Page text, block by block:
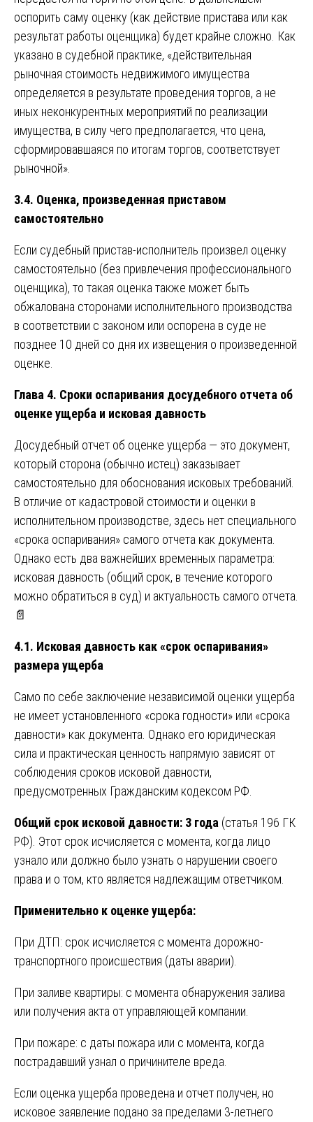
оспорить саму оценку (как действие пристава или как
результат работы оценщика) будет крайне сложно. Как
указано в судебной практике, «действительная
рыночная стоимость недвижимого имущества
определяется в результате проведения торгов, а не
иных неконкурентных мероприятий по реализации
имущества, в силу чего предполагается, что цена,
сформировавшаяся по итогам торгов, соответствует
рыночной».
3.4. Оценка, произведенная приставом
самостоятельно
Если судебный пристав-исполнитель произвел оценку
самостоятельно (без привлечения профессионального
оценщика), то такая оценка также может быть
обжалована сторонами исполнительного производства
в соответствии с законом или оспорена в суде не
позднее 10 дней со дня их извещения о произведенной
оценке.
Глава 4. Сроки оспаривания досудебного отчета об
оценке ущерба и исковая давность
Досудебный отчет об оценке ущерба — это документ,
который сторона (обычно истец) заказывает
самостоятельно для обоснования исковых требований.
В отличие от кадастровой стоимости и оценки в
исполнительном производстве, здесь нет специального
«срока оспаривания» самого отчета как документа.
Однако есть два важнейших временных параметра:
исковая давность (общий срок, в течение которого
можно обратиться в суд) и актуальность самого отчета.
📄
4.1. Исковая давность как «срок оспаривания»
размера ущерба
Само по себе заключение независимой оценки ущерба
не имеет установленного «срока годности» или «срока
давности» как документа. Однако его юридическая
сила и практическая ценность напрямую зависят от
соблюдения сроков исковой давности,
предусмотренных Гражданским кодексом РФ.
Общий срок исковой давности: 3 года (статья 196 ГК
РФ). Этот срок исчисляется с момента, когда лицо
узнало или должно было узнать о нарушении своего
права и о том, кто является надлежащим ответчиком.
Применительно к оценке ущерба:
При ДТП: срок исчисляется с момента дорожно-
транспортного происшествия (даты аварии).
При заливе квартиры: с момента обнаружения залива
или получения акта от управляющей компании.
При пожаре: с даты пожара или с момента, когда
пострадавший узнал о причинителе вреда.
Если оценка ущерба проведена и отчет получен, но
исковое заявление подано за пределами 3-летнего